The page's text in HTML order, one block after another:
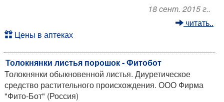
18 сент. 2015 г..
читать..
Цены в аптеках
Толокнянки листья порошок - Фитобот
Толокнянки обыкновенной листья. Диуретическое
средство растительного происхождения. ООО Фирма
"Фито-Бот" (Россия)